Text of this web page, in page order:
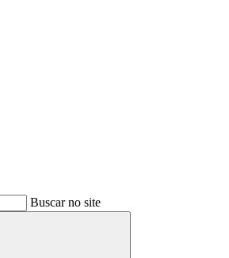
Buscar no site